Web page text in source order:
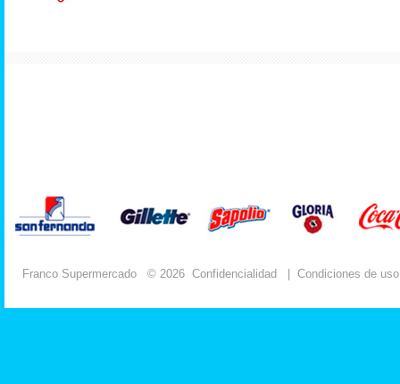
Franco Supermercado © 2026 Confidencialidad Condiciones de uso